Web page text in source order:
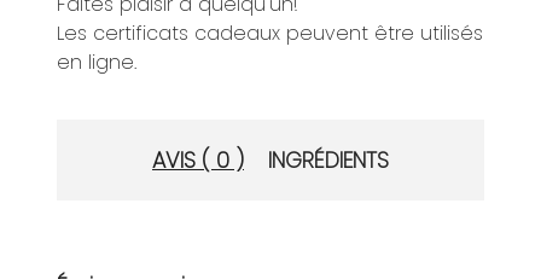
Les certificats cadeaux peuvent être utilisés
en ligne.
AVIS ( 0 ) INGRÉDIENTS